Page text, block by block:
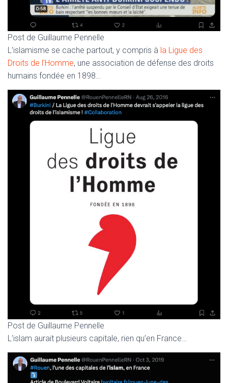
Post de Guillaume Pennelle
L’islamisme se cache partout, y compris à la Ligue des
Droits de l’Homme, une association de défense des droits
humains fondée en 1898…
Post de Guillaume Pennelle
L’islam aurait plusieurs capitale, rien qu’en France…